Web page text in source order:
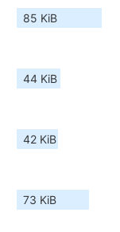
85 KiB
44 KiB
42 KiB
73 KiB